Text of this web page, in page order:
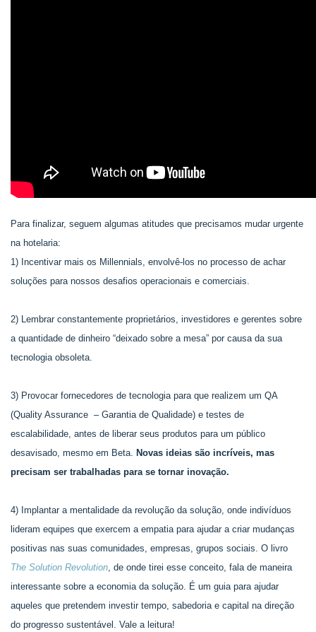
Para finalizar, seguem algumas atitudes que precisamos mudar urgente
na hotelaria:
1) Incentivar mais os Millennials, envolvê-los no processo de achar
soluções para nossos desafios operacionais e comerciais.
2) Lembrar constantemente proprietários, investidores e gerentes sobre
a quantidade de dinheiro “deixado sobre a mesa” por causa da sua
tecnologia obsoleta.
3) Provocar fornecedores de tecnologia para que realizem um QA
(Quality Assurance – Garantia de Qualidade) e testes de
escalabilidade, antes de liberar seus produtos para um público
desavisado, mesmo em Beta. Novas ideias são incríveis, mas
precisam ser trabalhadas para se tornar inovação.
4) Implantar a mentalidade da revolução da solução, onde indivíduos
lideram equipes que exercem a empatia para ajudar a criar mudanças
positivas nas suas comunidades, empresas, grupos sociais. O livro
The Solution Revolution, de onde tirei esse conceito, fala de maneira
interessante sobre a economia da solução. É um guia para ajudar
aqueles que pretendem investir tempo, sabedoria e capital na direção
do progresso sustentável. Vale a leitura!